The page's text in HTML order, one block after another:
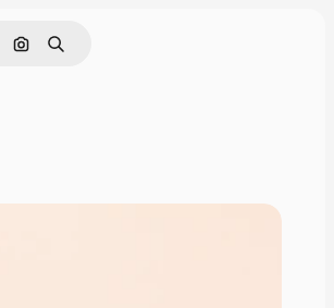
Поиск по изображению
Поиск